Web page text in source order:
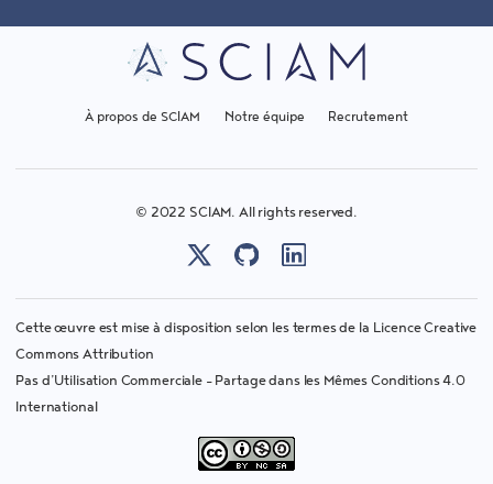
À propos de SCIAM Notre équipe Recrutement
© 2022 SCIAM. All rights reserved.
Cette œuvre est mise à disposition selon les termes de la Licence Creative
Commons Attribution
Pas d’Utilisation Commerciale - Partage dans les Mêmes Conditions 4.0
International